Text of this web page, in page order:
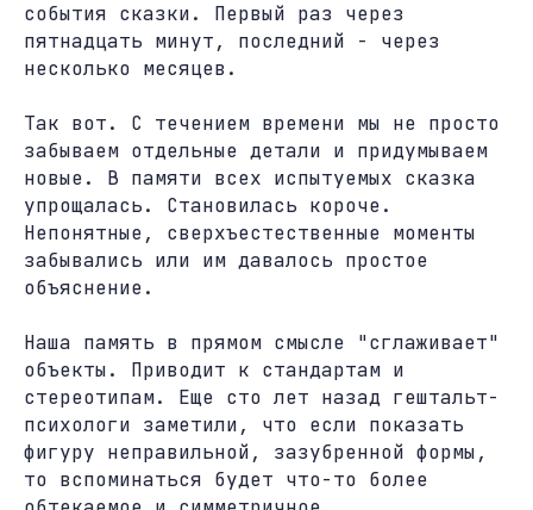
события сказки. Первый раз через
пятнадцать минут, последний - через
несколько месяцев.
Так вот. С течением времени мы не просто
забываем отдельные детали и придумываем
новые. В памяти всех испытуемых сказка
упрощалась. Становилась короче.
Непонятные, сверхъестественные моменты
забывались или им давалось простое
объяснение.
Наша память в прямом смысле "сглаживает"
объекты. Приводит к стандартам и
стереотипам. Еще сто лет назад гештальт-
психологи заметили, что если показать
фигуру неправильной, зазубренной формы,
то вспоминаться будет что-то более